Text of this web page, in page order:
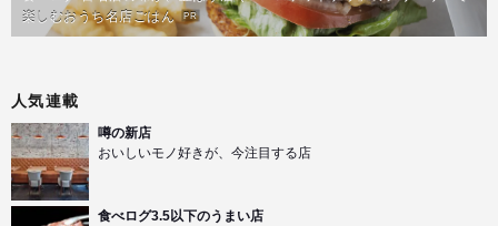
楽しむおうち名店ごはん PR
人気連載
噂の新店
おいしいモノ好きが、今注目する店
食べログ3.5以下のうまい店